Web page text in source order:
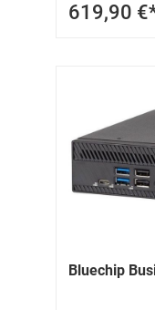
619,90
Bluechip